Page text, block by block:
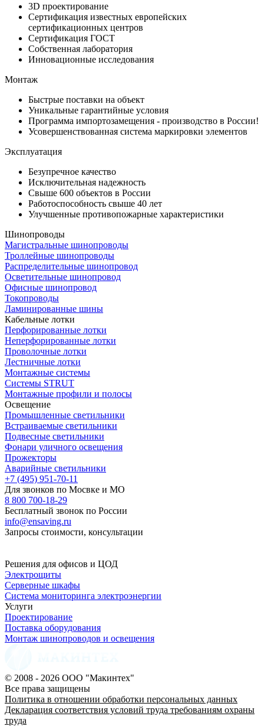
3D проектирование
Сертификация известных европейских
сертификационных центров
Сертификация ГОСТ
Собственная лаборатория
Инновационные исследования
Монтаж
Быстрые поставки на объект
Уникальные гарантийные условия
Программа импортозамещения - производство в России!
Усовершенствованная система маркировки элементов
Эксплуатация
Безупречное качество
Исключительная надежность
Свыше 600 объектов в России
Работоспособность свыше 40 лет
Улучшенные противопожарные характеристики
Шинопроводы
Магистральные шинопроводы
Троллейные шинопроводы
Распределительные шинопровод
Осветительные шинопровод
Офисные шинопровод
Токопроводы
Ламинированные шины
Кабельные лотки
Перфорированные лотки
Неперфорированные лотки
Проволочные лотки
Лестничные лотки
Монтажные системы
Системы STRUT
Монтажные профили и полосы
Освещение
Промышленные светильники
Встраиваемые светильники
Подвесные светильники
Фонари уличного освещения
Прожекторы
Аварийные светильники
+7 (495) 951-70-11
Для звонков по Мосвке и МО
8 800 700-18-29
Бесплатный звонок по России
info@ensaving.ru
Запросы стоимости, консультации
Решения для офисов и ЦОД
Электрощиты
Серверные шкафы
Система мониторинга электроэнергии
Услуги
Проектирование
Поставка оборудования
Монтаж шинопроводов и освещения
© 2008 - 2026 ООО "Макинтех"
Все права защищены
Политика в отношении обработки персональных данных
Декларация соответствия условий труда требованиям охраны
труда